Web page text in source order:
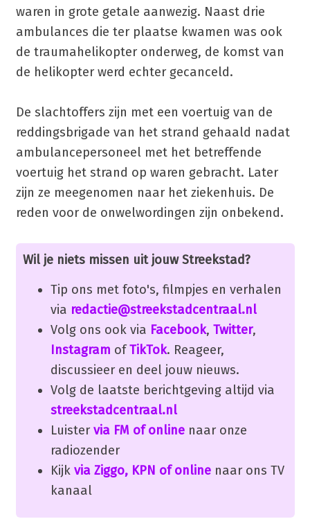
waren in grote getale aanwezig. Naast drie
ambulances die ter plaatse kwamen was ook
de traumahelikopter onderweg, de komst van
de helikopter werd echter gecanceld.
De slachtoffers zijn met een voertuig van de
reddingsbrigade van het strand gehaald nadat
ambulancepersoneel met het betreffende
voertuig het strand op waren gebracht. Later
zijn ze meegenomen naar het ziekenhuis. De
reden voor de onwelwordingen zijn onbekend.
Wil je niets missen uit jouw Streekstad?
Tip ons met foto's, filmpjes en verhalen
via redactie@streekstadcentraal.nl
Volg ons ook via Facebook, Twitter,
Instagram ofTikTok. Reageer,
discussieer en deel jouw nieuws.
Volg de laatste berichtgeving altijd via
streekstadcentraal.nl
Luister via FM of onlinenaar onze
radiozender
Kijk via Ziggo, KPN of onlinenaar ons TV
kanaal